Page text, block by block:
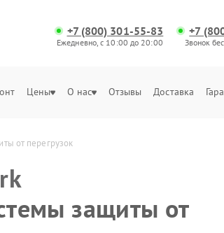
+7 (800) 301-55-83
Ежедневно, с 10:00 до 20:00
+7
Звонок
Цены О нас Отзывы Доставка
от перегрузок
защиты от